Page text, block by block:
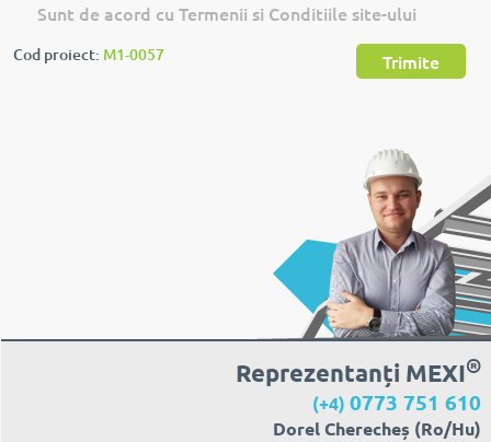
Sunt de acord cu Termenii si Conditiile site-ului
Cod proiect: M1-0057 Trimite
Reprezentanți MEXI®
(+4) 0773 751 610
Dorel Cherecheș (Ro/Hu)